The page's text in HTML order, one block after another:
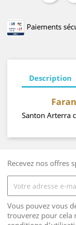
Paiements
Description
Santon Arterra
Recevez nos offres
Vous pouvez vous
trouverez pour cela